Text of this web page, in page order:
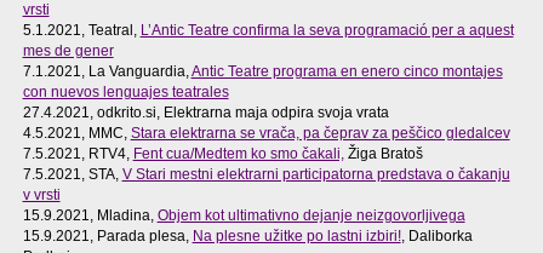
vrsti
5.1.2021, Teatral, L’Antic Teatre confirma la seva programació per a aquest
mes de gener
7.1.2021, La Vanguardia,Antic Teatre programa en enero cinco montajes
con nuevos lenguajes teatrales
27.4.2021, odkrito.si, Elektrarna maja odpira svoja vrata
4.5.2021, MMC, Stara elektrarna se vrača, pa čeprav za peščico gledalcev
7.5.2021, RTV4, Fent cua/Medtem ko smo čakali,Žiga Bratoš
7.5.2021, STA, V Stari mestni elektrarni participatorna predstava o čakanju
v vrsti
15.9.2021, Mladina, Objem kot ultimativno dejanje neizgovorljivega
15.9.2021, Parada plesa, Na plesne užitke po lastni izbiri!, Daliborka